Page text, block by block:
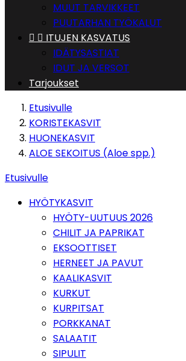
MUUT TARVIKKEET
PUUTARHAN TYÖKALUT
  ITUJEN KASVATUS
IDÄTYSASTIAT
IDUT JA VERSOT
Tarjoukset
Etusivulle
KORISTEKASVIT
HUONEKASVIT
ALOE SEKOITUS (Aloe spp.)
Etusivulle
HYÖTYKASVIT
HYÖTY-UUTUUS 2026
CHILIT JA PAPRIKAT
EKSOOTTISET
HERNEET JA PAVUT
KAALIKASVIT
KURKUT
KURPITSAT
PORKKANAT
SALAATIT
SIPULIT